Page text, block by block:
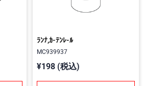
ﾗﾝﾅ,ｶ-ﾃﾝﾚ-ﾙ
MC939937
¥198 (税込)